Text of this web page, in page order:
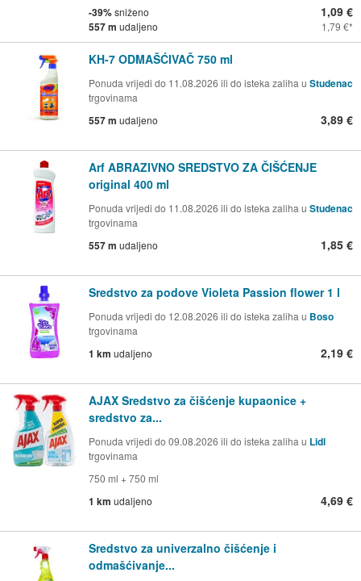
-39%sniženo
557 m udaljeno
1,09 €
1,79 €
KH-7 ODMAŠĆIVAČ 750 ml
Ponuda vrijedi do 11.08.2026 ili do isteka zaliha u Studenac
trgovinama
557 m udaljeno 3,89 €
Arf ABRAZIVNO SREDSTVO ZA ČIŠĆENJE
original 400 ml
Ponuda vrijedi do 11.08.2026 ili do isteka zaliha u Studenac
trgovinama
557 m udaljeno 1,85 €
Sredstvo za podove Violeta Passion flower 1 l
Ponuda vrijedi do 12.08.2026 ili do isteka zaliha u Boso
trgovinama
1 km udaljeno 2,19 €
AJAX Sredstvo za čišćenje kupaonice +
sredstvo za...
Ponuda vrijedi do 09.08.2026 ili do isteka zaliha u Lidl
trgovinama
750 ml + 750 ml
1 km udaljeno 4,69 €
Sredstvo za univerzalno čišćenje i
odmašćivanje...